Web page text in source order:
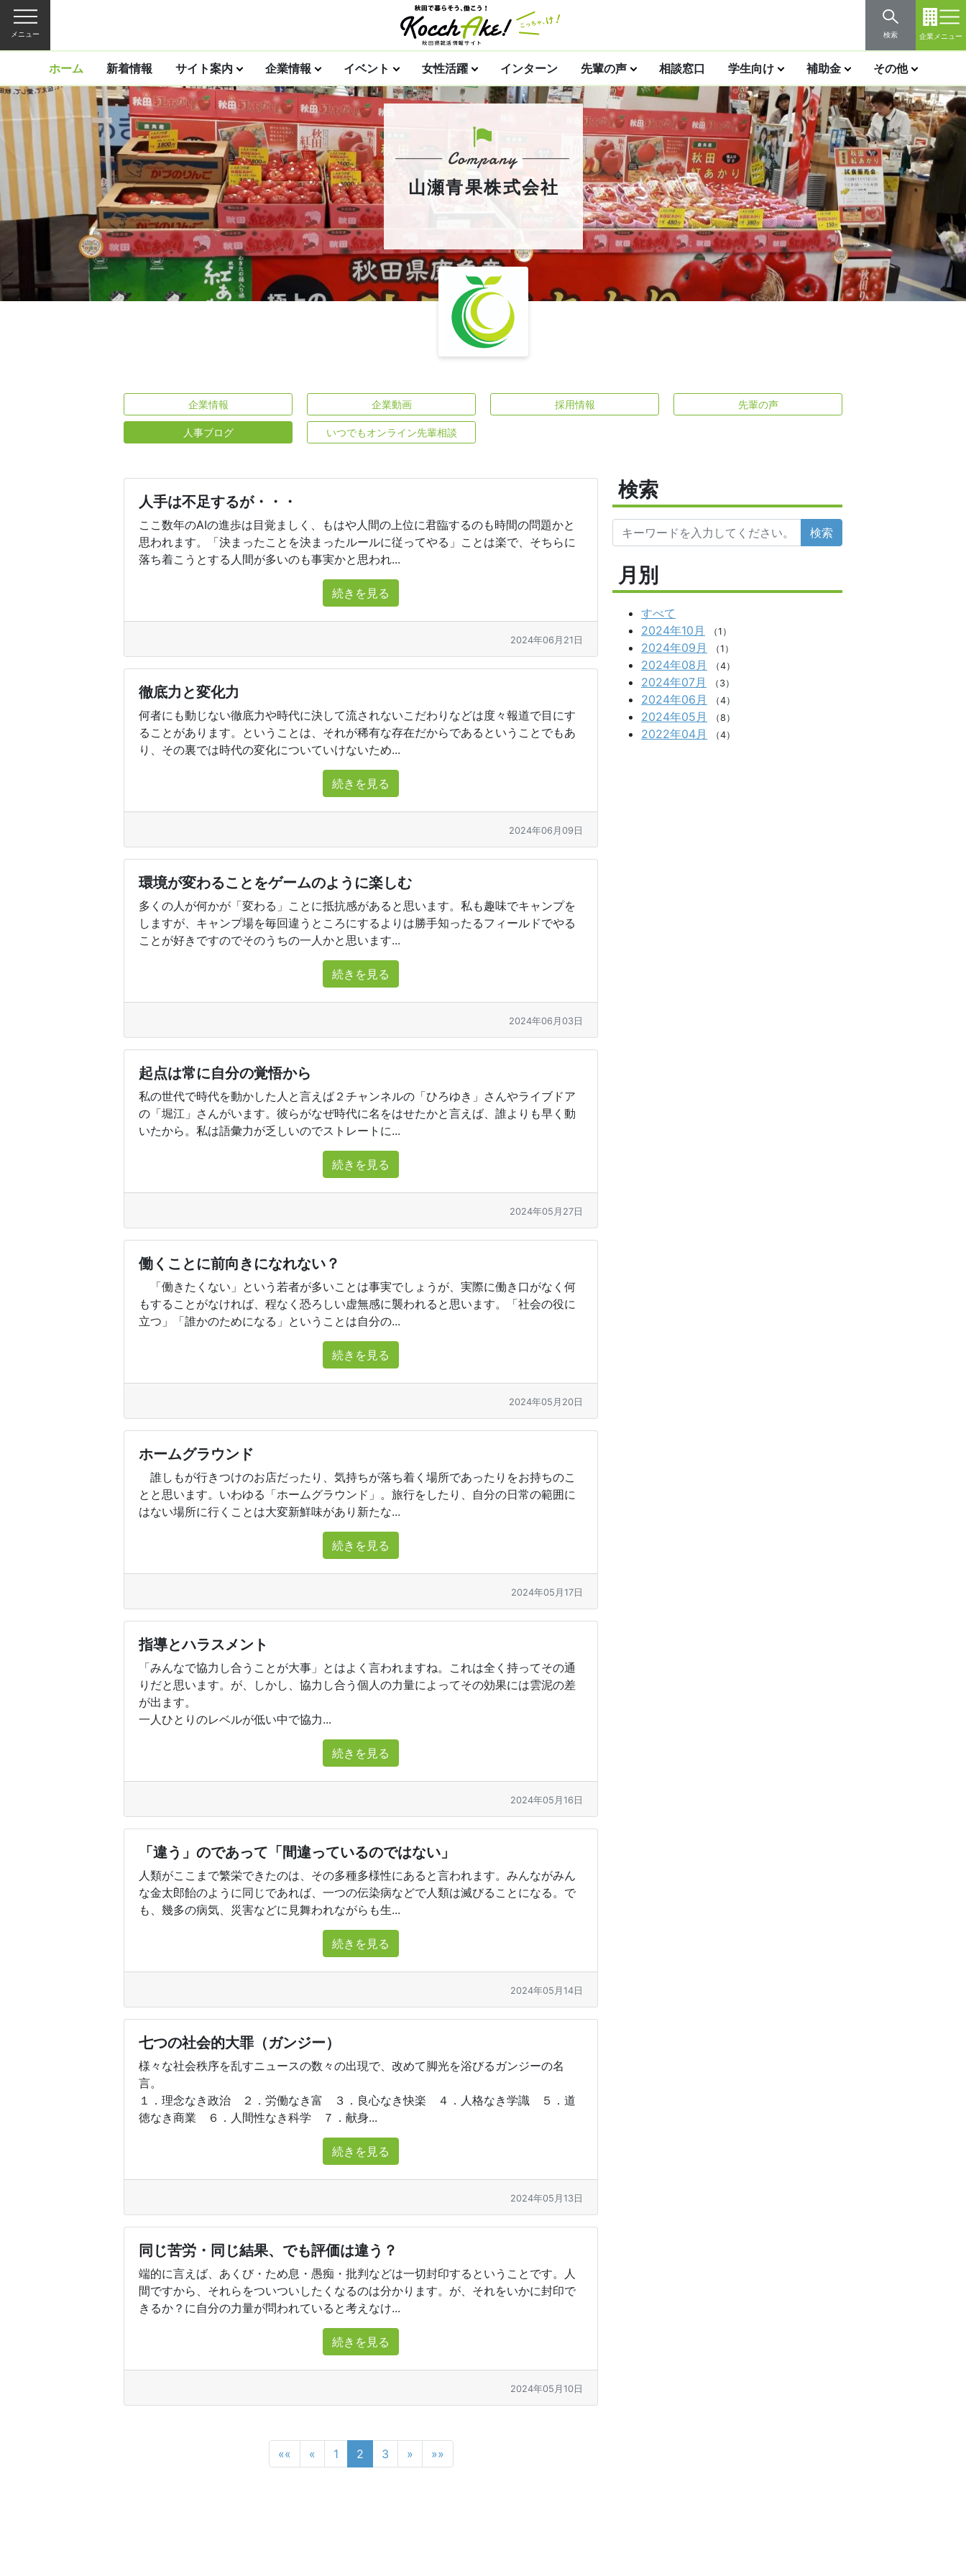
メニュー 検索 企業メニュー
ホーム 新着情報 サイト案内 企業情報 イベント 女性活躍 インターン 先輩の声 相談窓口 学生向け 補助金 その他
山瀬青果株式会社
企業情報 企業動画 採用情報 先輩の声
人事ブログ いつでもオンライン先輩相談
人手は不足するが・・・
ここ数年のAIの進歩は目覚ましく、もはや人間の上位に君臨するのも時間の問題かと
思われます。「決まったことを決まったルールに従ってやる」ことは楽で、そちらに
落ち着こうとする人間が多いのも事実かと思われ...
続きを見る
2024年06月21日
徹底力と変化力
何者にも動じない徹底力や時代に決して流されないこだわりなどは度々報道で目にす
ることがあります。ということは、それが稀有な存在だからであるということでもあ
り、その裏では時代の変化についていけないため...
続きを見る
2024年06月09日
環境が変わることをゲームのように楽しむ
多くの人が何かが「変わる」ことに抵抗感があると思います。私も趣味でキャンプを
しますが、キャンプ場を毎回違うところにするよりは勝手知ったるフィールドでやる
ことが好きですのでそのうちの一人かと思います...
続きを見る
2024年06月03日
起点は常に自分の覚悟から
私の世代で時代を動かした人と言えば２チャンネルの「ひろゆき」さんやライブドア
の「堀江」さんがいます。彼らがなぜ時代に名をはせたかと言えば、誰よりも早く動
いたから。私は語彙力が乏しいのでストレートに...
続きを見る
2024年05月27日
働くことに前向きになれない？
「働きたくない」という若者が多いことは事実でしょうが、実際に働き口がなく何
もすることがなければ、程なく恐ろしい虚無感に襲われると思います。「社会の役に
立つ」「誰かのためになる」ということは自分の...
続きを見る
2024年05月20日
ホームグラウンド
誰しもが行きつけのお店だったり、気持ちが落ち着く場所であったりをお持ちのこ
とと思います。いわゆる「ホームグラウンド」。旅行をしたり、自分の日常の範囲に
はない場所に行くことは大変新鮮味があり新たな...
続きを見る
2024年05月17日
指導とハラスメント
「みんなで協力し合うことが大事」とはよく言われますね。これは全く持ってその通
りだと思います。が、しかし、協力し合う個人の力量によってその効果には雲泥の差
が出ます。
一人ひとりのレベルが低い中で協力...
続きを見る
2024年05月16日
「違う」のであって「間違っているのではない」
人類がここまで繁栄できたのは、その多種多様性にあると言われます。みんながみん
な金太郎飴のように同じであれば、一つの伝染病などで人類は滅びることになる。で
も、幾多の病気、災害などに見舞われながらも生...
続きを見る
2024年05月14日
七つの社会的大罪（ガンジー）
様々な社会秩序を乱すニュースの数々の出現で、改めて脚光を浴びるガンジーの名
言。
１．理念なき政治 ２．労働なき富 ３．良心なき快楽 ４．人格なき学識 ５．道
徳なき商業 ６．人間性なき科学 ７．献身...
続きを見る
2024年05月13日
同じ苦労・同じ結果、でも評価は違う？
端的に言えば、あくび・ため息・愚痴・批判などは一切封印するということです。人
間ですから、それらをついついしたくなるのは分かります。が、それをいかに封印で
きるか？に自分の力量が問われていると考えなけ...
続きを見る
2024年05月10日
«« « 1 2 3 » »»
検索
検索
月別
すべて
2024年10月
（1）
2024年09月 （1）
2024年08月 （4）
2024年07月 （3）
2024年06月 （4）
2024年05月 （8）
2022年04月 （4）